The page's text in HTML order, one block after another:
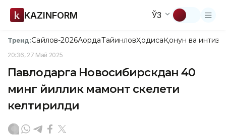
KAZINFORM ЎЗ
Тренд:Сайлов-2026АқордаТайинловҲодисаҚонун ва
20:36, 27 Май 2025
Павлодарга Новосибирскдан 40
минг йиллик мамонт скелети
келтирилди